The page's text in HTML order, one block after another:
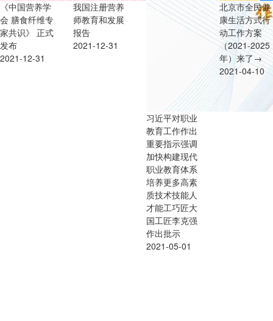
《中国营养学
会 膳食纤维专
家共识》 正式
发布
2021-12-31
我国注册营养
师教育和发展
报告
2021-12-31
习近平对职业
教育工作作出
重要指示强调
加快构建现代
职业教育体系
培养更多高素
质技术技能人
才能工巧匠大
国工匠李克强
作出批示
2021-05-01
北京市全民健
康生活方式行
动工作方案
（2021-2025
年）来了→
2021-04-10